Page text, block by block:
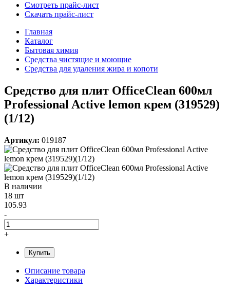
Смотреть прайс-лист
Скачать прайс-лист
Главная
Каталог
Бытовая химия
Средства чистящие и моющие
Средства для удаления жира и копоти
Средство для плит OfficeClean 600мл
Professional Active lemon крем (319529)
(1/12)
Артикул: 019187
В наличии
18 шт
105.93
-
+
Купить
Описание товара
Характеристики